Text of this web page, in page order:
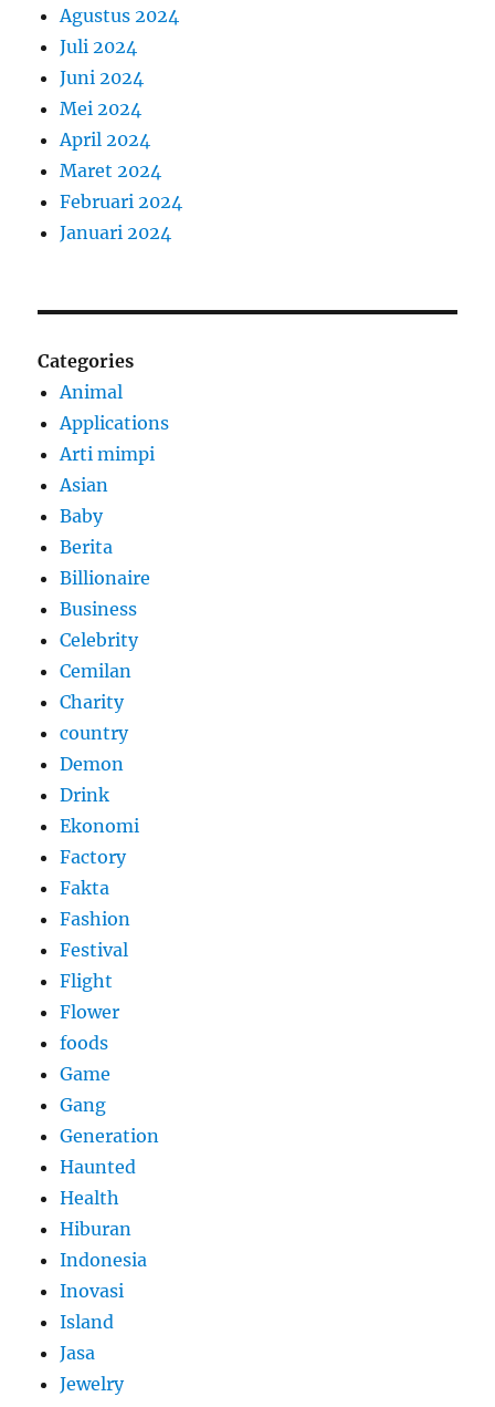
Agustus 2024
Juli 2024
Juni 2024
Mei 2024
April 2024
Maret 2024
Februari 2024
Januari 2024
Categories
Animal
Applications
Arti mimpi
Asian
Baby
Berita
Billionaire
Business
Celebrity
Cemilan
Charity
country
Demon
Drink
Ekonomi
Factory
Fakta
Fashion
Festival
Flight
Flower
foods
Game
Gang
Generation
Haunted
Health
Hiburan
Indonesia
Inovasi
Island
Jasa
Jewelry